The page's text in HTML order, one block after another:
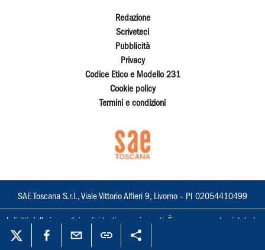
Redazione
Scriveteci
Pubblicità
Privacy
Codice Etico e Modello 231
Cookie policy
Termini e condizioni
SAE Toscana S.r.l., Viale Vittorio Alfieri 9, Livorno – PI 02054410499
I diritti delle immagini e dei testi sono riservati. È espressamente vietata la
loro riproduzione con qualsiasi mezzo e l'adattamento totale o parziale.